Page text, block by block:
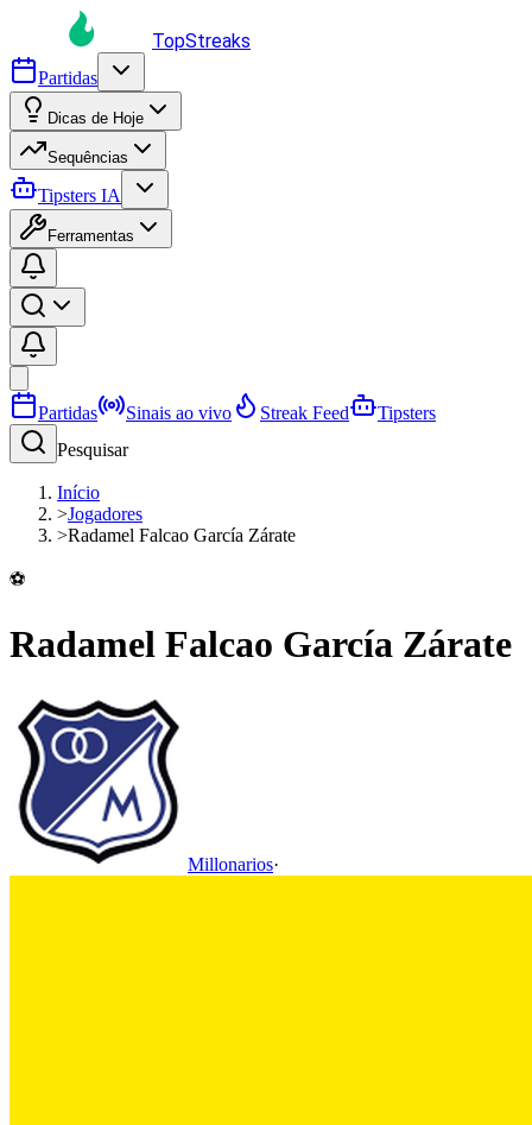
TopStreaks
Partidas
Dicas de Hoje
Sequências
Tipsters IA
Ferramentas
Partidas Sinais ao vivo Streak Feed
Tipsters
Pesquisar
Início
>Jogadores
>Radamel Falcao García Zárate
⚽
Radamel Falcao García Zárate
Millonarios·